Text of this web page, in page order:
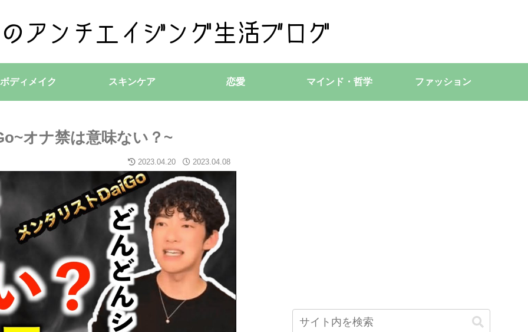
ボディメイク スキンケア 恋愛 マインド・哲学 ファッション
オナ禁は意味ない？~
2023.04.20 2023.04.08